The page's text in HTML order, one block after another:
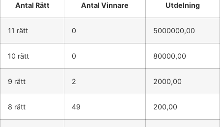
Antal Rätt Antal Vinnare Utdelning
11 rätt 0 5000000,00
10 rätt 0 80000,00
9 rätt 2 2000,00
8 rätt 49 200,00